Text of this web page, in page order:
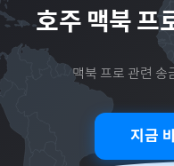
호주 맥북 프
맥북 프로 관련 송
지금